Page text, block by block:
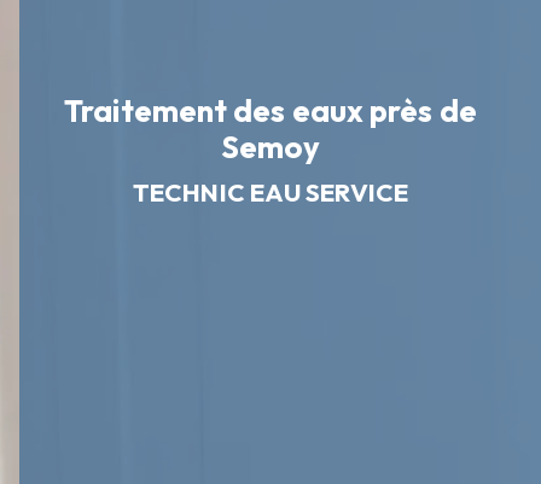
Traitement des eaux près de
Semoy
TECHNIC EAU SERVICE